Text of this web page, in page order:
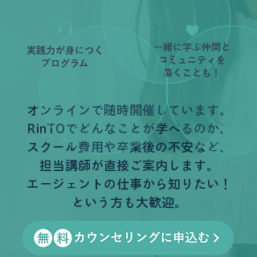
オンラインで随時開催しています。
RinTOでどんなことが学べるのか、
スクール費用や卒業後の不安など、
担当講師が直接ご案内します。
​エージェントの仕事から知りたい！
という方も大歓迎。
一緒に学ぶ仲間と
コミュニティを
築くことも！
実践力が身につく
プログラム